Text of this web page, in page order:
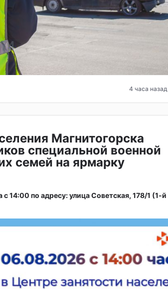
4 часа назад
Магнитогорска
специальной военной
семей на ярмарку
14:00 по адресу: улица Советская, 178/1 (1‑й